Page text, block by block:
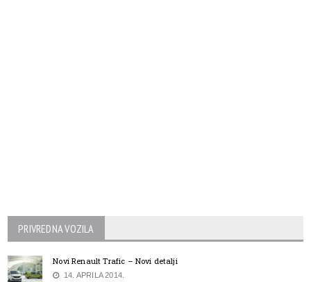
PRIVREDNA VOZILA
Novi Renault Trafic – Novi detalji
14. APRILA 2014.